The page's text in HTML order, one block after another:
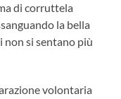
di corruttela
la bella
non si sentano più
volontaria